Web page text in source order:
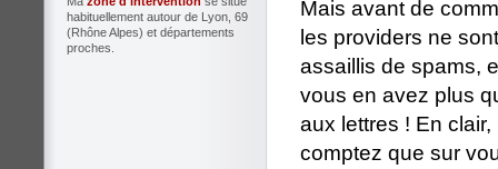
habituellement autour de Lyon, 69
(Rhône Alpes) et départements
proches.
Mais avant de
les providers ne
assaillis de spams,
vous en avez plus
aux lettres ! En
comptez que sur